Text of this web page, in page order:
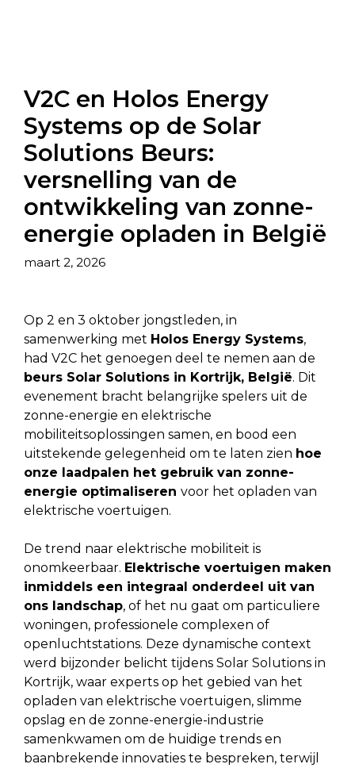
V2C en Holos Energy
Systems op de Solar
Solutions Beurs:
versnelling van de
ontwikkeling van zonne-
energie opladen in België
maart 2, 2026
Op 2 en 3 oktober jongstleden, in
samenwerking met Holos Energy Systems,
had V2C het genoegen deel te nemen aan de
beurs Solar Solutions in Kortrijk, België. Dit
evenement bracht belangrijke spelers uit de
zonne-energie en elektrische
mobiliteitsoplossingen samen, en bood een
uitstekende gelegenheid om te laten zien hoe
onze laadpalen het gebruik van zonne-
energie optimaliseren voor het opladen van
elektrische voertuigen.
De trend naar elektrische mobiliteit is
onomkeerbaar. Elektrische voertuigen maken
inmiddels een integraal onderdeel uit van
ons landschap, of het nu gaat om particuliere
woningen, professionele complexen of
openluchtstations. Deze dynamische context
werd bijzonder belicht tijdens Solar Solutions in
Kortrijk, waar experts op het gebied van het
opladen van elektrische voertuigen, slimme
opslag en de zonne-energie-industrie
samenkwamen om de huidige trends en
baanbrekende innovaties te bespreken, terwijl